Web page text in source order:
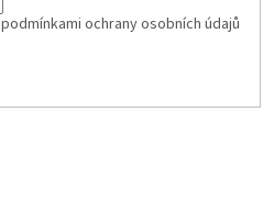
i
podmínkami ochrany osobních údajů